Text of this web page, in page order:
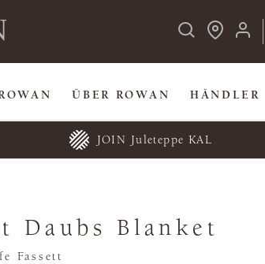
ÜBER ROWAN HÄNDLER
JOIN Juleteppe KAL
Daubs Blanket
Fassett